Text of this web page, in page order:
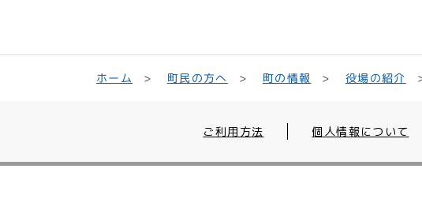
ホーム 町民の方へ 町の情報 役場の紹介
ご利用方法 個人情報について